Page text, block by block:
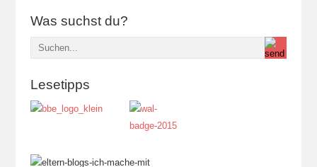
Was suchst du?
Lesetipps